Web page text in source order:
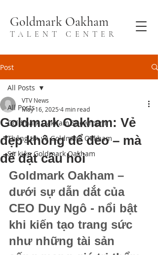
Goldmark Oakham
TALENT CENTER
Post
All Posts
Goldmark Oakham Showroom
Thông tin về Goldmark Oakham
Sự kiện Goldmark Oakham
All Posts
Goldmark Oakham: Vẻ
đẹp không để đeo – mà
để đặt câu hỏi
VTV News
May 16, 2025 4 min read
Goldmark Oakham –
dưới sự dẫn dắt của
CEO Duy Ngô - nổi bật
khi kiến tạo trang sức
như những tài sản